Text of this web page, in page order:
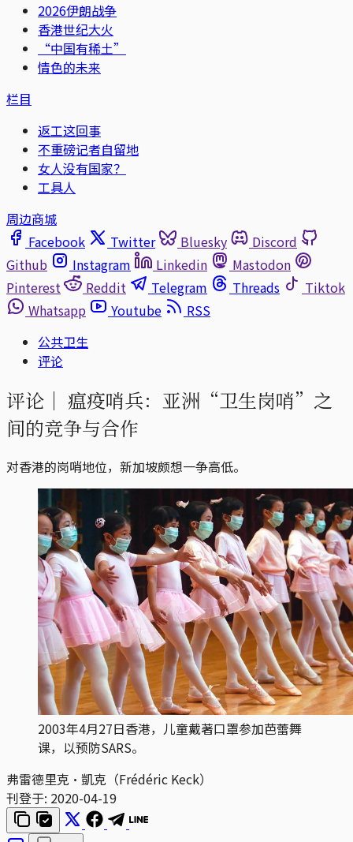
2026伊朗战争
香港世纪大火
“中国有稀土”
情色的未来
栏目
返工这回事
不重磅记者自留地
女人没有国家？
工具人
周边商城
Facebook
Twitter Bluesky
Discord
Github
Instagram Linkedin
Mastodon
Pinterest
Reddit Telegram Threads
Tiktok
Whatsapp
Youtube
RSS
公共卫生
评论
评论｜ 瘟疫哨兵：亚洲“卫生岗哨”之
间的竞争与合作
对香港的岗哨地位，新加坡颇想一争高低。
2003年4月27日香港，儿童戴著口罩参加芭蕾舞
课，以预防SARS。
弗雷德里克·凱克（Frédéric Keck）
刊登于: 2020-04-19